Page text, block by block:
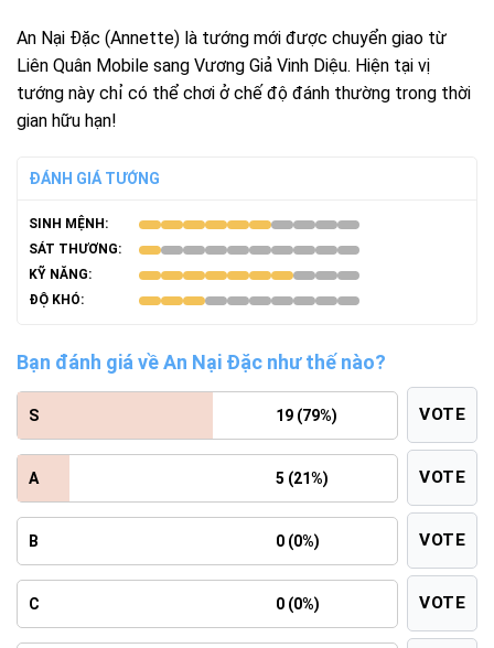
An Nại Đặc (Annette) là tướng mới được chuyển giao từ
Liên Quân Mobile sang Vương Giả Vinh Diệu. Hiện tại vị
tướng này chỉ có thể chơi ở chế độ đánh thường trong thời
gian hữu hạn!
ĐÁNH GIÁ TƯỚNG
SINH MỆNH:
SÁT THƯƠNG:
KỸ NĂNG:
ĐỘ KHÓ:
Bạn đánh giá về An Nại Đặc như thế nào?
S 19 (79%) VOTE
A 5 (21%) VOTE
B 0 (0%) VOTE
C 0 (0%) VOTE